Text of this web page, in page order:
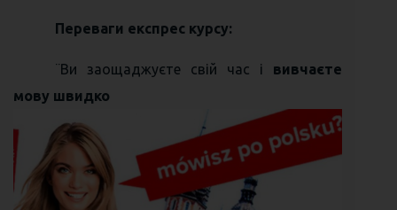
Переваги експрес курсу:
¨Ви заощаджуєте свій час і вивчаєте
мову швидко